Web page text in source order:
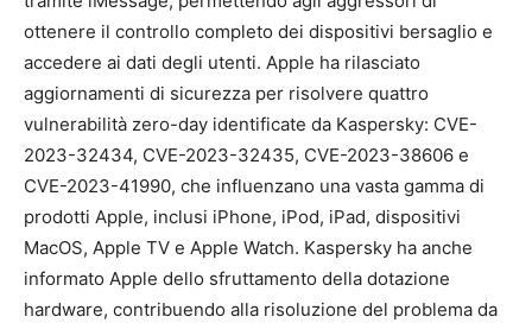
ottenere il controllo completo dei dispositivi bersaglio e
accedere ai dati degli utenti. Apple ha rilasciato
aggiornamenti di sicurezza per risolvere quattro
vulnerabilità zero-day identificate da Kaspersky: CVE-
2023-32434, CVE-2023-32435, CVE-2023-38606 e
CVE-2023-41990, che influenzano una vasta gamma di
prodotti Apple, inclusi iPhone, iPod, iPad, dispositivi
MacOS, Apple TV e Apple Watch. Kaspersky ha anche
informato Apple dello sfruttamento della dotazione
hardware, contribuendo alla risoluzione del problema da